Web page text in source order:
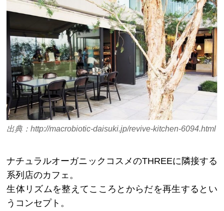
出典：http://macrobiotic-daisuki.jp/revive-kitchen-6094.html
ナチュラルオーガニックコスメのTHREEに隣接する
系列店のカフェ。
生体リズムを整えてこころとからだを再生するとい
うコンセプト。